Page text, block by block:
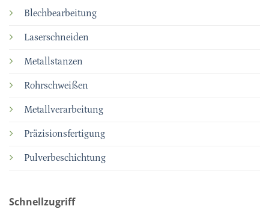
Blechbearbeitung
Laserschneiden
Metallstanzen
Rohrschweißen
Metallverarbeitung
Präzisionsfertigung
Pulverbeschichtung
Schnellzugriff